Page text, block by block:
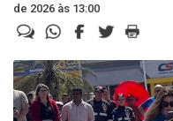
de 2026 às 13:00